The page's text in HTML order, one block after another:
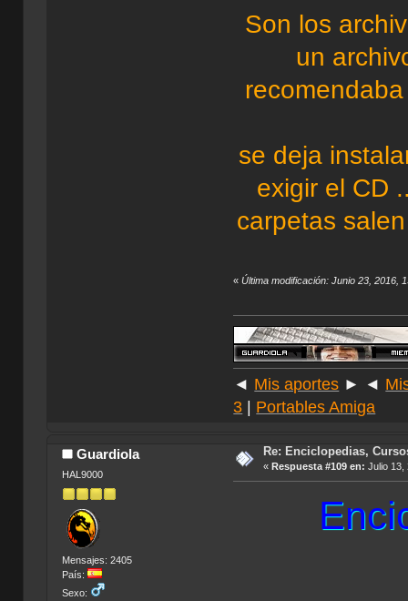
Son los
un
se deja
exigir el CD
carpetas
«Última modificación: Junio 23, 2016,
◄ Mis aportes ► ◄
3
Portables Amiga
Guardiola
HAL9000
Mensajes: 2405
País:
Sexo:
Re: Enciclopedias,
« Respuesta #109 en: Julio 13,